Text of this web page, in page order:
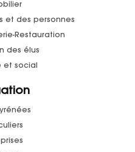
et des personnes
Restauration
des élus
et social